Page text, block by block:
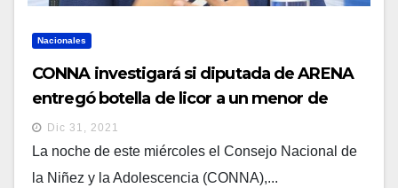
Nacionales
CONNA investigará si diputada de ARENA
entregó botella de licor a un menor de
Zacatecoluca
Dic 31, 2021
La noche de este miércoles el Consejo Nacional de
la Niñez y la Adolescencia (CONNA),...